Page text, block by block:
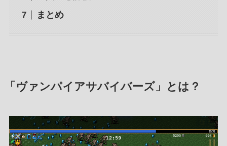
まとめ
「ヴァンパイアサバイバーズ」とは？